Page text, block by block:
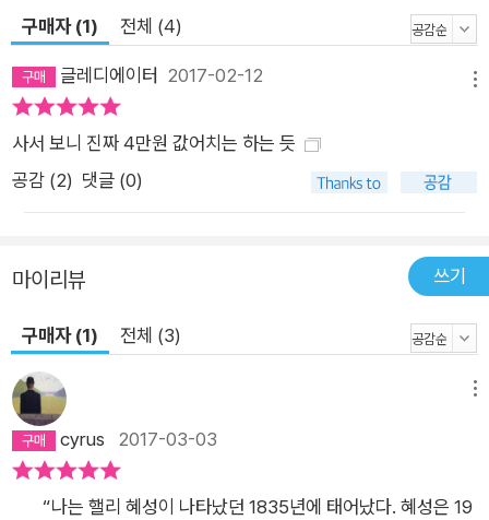
가상의 태양계 여행이 한 편의 드라마처럼 펼쳐진다. 2장 「불길
재앙의 전조로 간주되었던 혜성이 데모크리토스, 아폴로니오스,
세네카와 같은 선구자들의 연구와 통찰로 과학의 영역에 편입되
었다고 서술한다. 3장 「핼리」는 뉴턴의 조력자로서 『프린키피아』
의 출간을 이끌었을 뿐만 아니라 뉴턴의 운동 법칙을 사용해 혜성
들의 궤도를 분석하여 핼리 혜성의 존재를 밝히고 그 귀환을 예측
기」는 핼리 혜성이 예측대로 귀환함으로써 미신에 대해 과학이
적 추론을 통해 혜성들이 지구 대기에서 발생하는 기상 현상이나
목성에서 튀어 나온 천체가 아닌, 태양계 변방에서 지구를 방문한
성간 우주의 사절임을 이해하게 된다. 6장 「얼음」은 혜성에 단단
한 얼음 핵이 존재한다는 생각이 어디서 나왔는지 그 뿌리를 추적
한다. 이어서 7장 「혜성의 구조」는 현대 천문 관측을 통해 입증된
얼음 핵 모형을 기반으로 혜성의 핵과 코마, 제트 등에 대한 해부
구매자 (1) 전체 (4)
글레디에이터 2017-02-12
사서 보니 진짜 4만원 값어치는 하는 듯
공감 (2) 댓글 (0)
마이리뷰 쓰기
구매자 (1) 전체 (3)
cyrus 2017-03-03
“나는 핼리 혜성이 나타났던 1835년에 태어났다. 혜성은 19